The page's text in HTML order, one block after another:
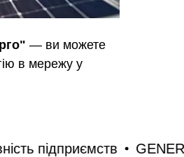
— ви можете
в мережу у
підприємств